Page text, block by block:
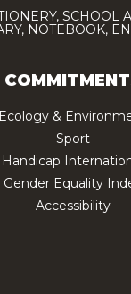
SCHOOL
NOTEBOOK,
&
Sport
Handicap
Gender Equality
Accessibility